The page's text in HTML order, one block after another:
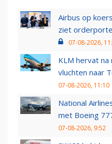
Airbus op
ziet
07-08-2026,
KLM hervat
vluchten naar
07-08-2026, 11:10
National
met Boeing
07-08-2026, 9:52